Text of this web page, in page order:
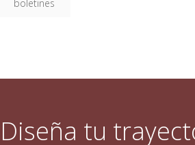
boletines
Diseña tu